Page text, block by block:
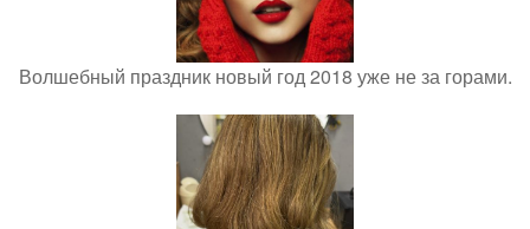
Волшебный праздник новый год 2018 уже не за горами.